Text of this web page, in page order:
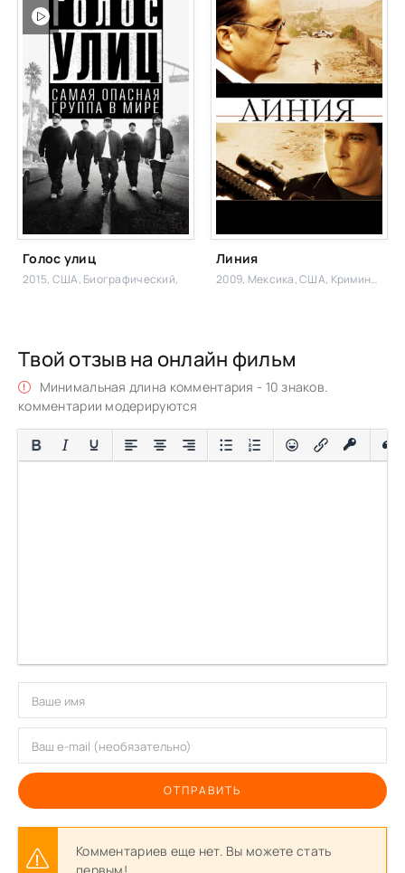
Голос улиц
2015, США, Биографический,
Линия
2009, Мексика, США, Криминал, Боевик,
Твой отзыв на онлайн фильм
Минимальная длина комментария - 10 знаков.
комментарии модерируются
ОТПРАВИТЬ
Комментариев еще нет. Вы можете стать